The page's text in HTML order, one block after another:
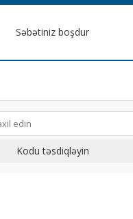
Səbətiniz boşdur
Kodu təsdiqləyin